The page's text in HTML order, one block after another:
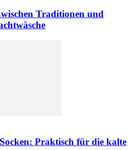
Traditionen und
Praktisch für die kalte